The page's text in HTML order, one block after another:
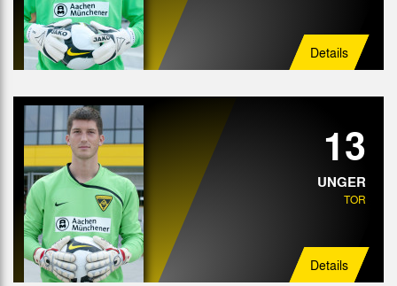
Details
13
UNGER
TOR
Details